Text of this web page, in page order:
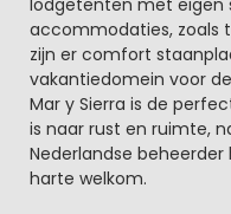
accommodaties, zoals
zijn er comfort
vakantiedomein voor
Mar y Sierra is de
is naar rust en ruimte,
Nederlandse
harte welkom.